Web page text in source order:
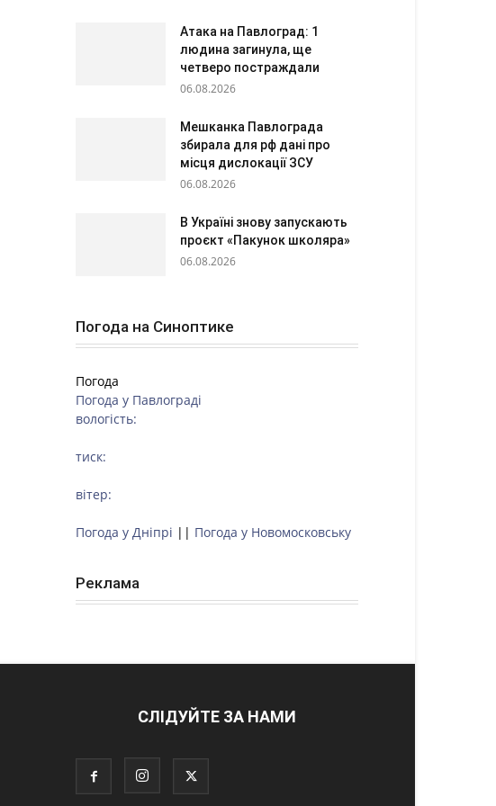
Атака на Павлоград: 1
людина загинула, ще
четверо постраждали
06.08.2026
Мешканка Павлограда
збирала для рф дані про
місця дислокації ЗСУ
06.08.2026
В Україні знову запускають
проєкт «Пакунок школяра»
06.08.2026
Погода на Синоптике
Погода
Погода у Павлограді
вологість:
тиск:
вітер:
Погода у Дніпрі || Погода у Новомосковську
Реклама
СЛІДУЙТЕ ЗА НАМИ